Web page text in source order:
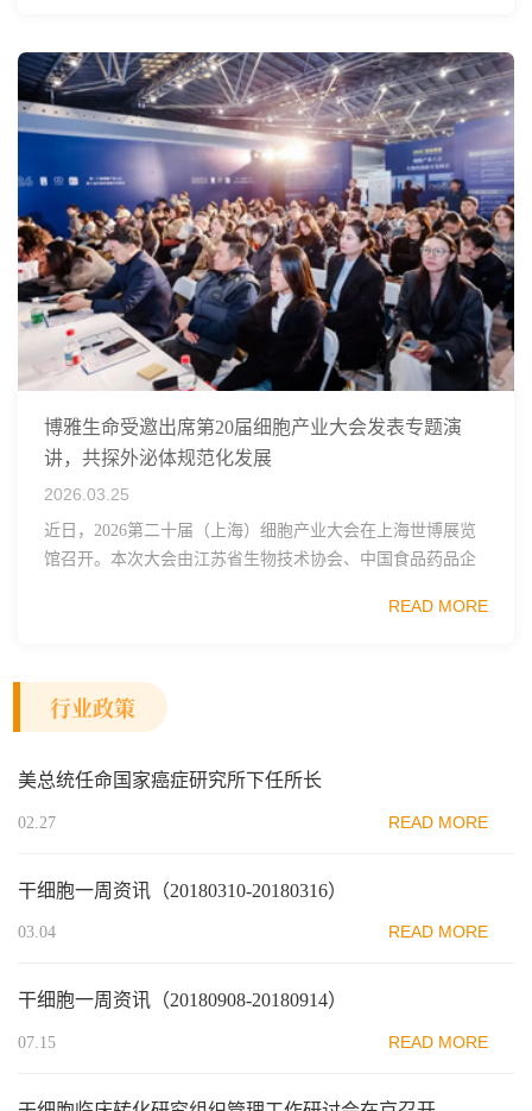
博雅生命受邀出席第20届细胞产业大会发表专题演
讲，共探外泌体规范化发展
2026.03.25
近日，2026第二十届（上海）细胞产业大会在上海世博展览
馆召开。本次大会由江苏省生物技术协会、中国食品药品企
范区生物医药行业协会、瑞士日内瓦长寿科学...
READ MORE
行业政策
美总统任命国家癌症研究所下任所长
02.27 READ MORE
干细胞一周资讯（20180310-20180316）
03.04 READ MORE
干细胞一周资讯（20180908-20180914）
07.15 READ MORE